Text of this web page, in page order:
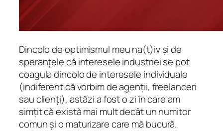
Dincolo de optimismul meu na(t)iv și de
speranțele că interesele industriei se pot
coagula dincolo de interesele individuale
(indiferent că vorbim de agenții, freelanceri
sau clienți), astăzi a fost o zi în care am
simțit că există mai mult decât un numitor
comun și o maturizare care mă bucură.